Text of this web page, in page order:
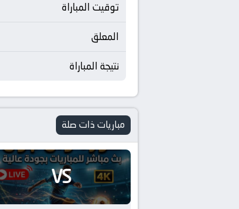
توقيت المباراة
المعلق
نتيجة المباراة
مباريات ذات صلة
VS